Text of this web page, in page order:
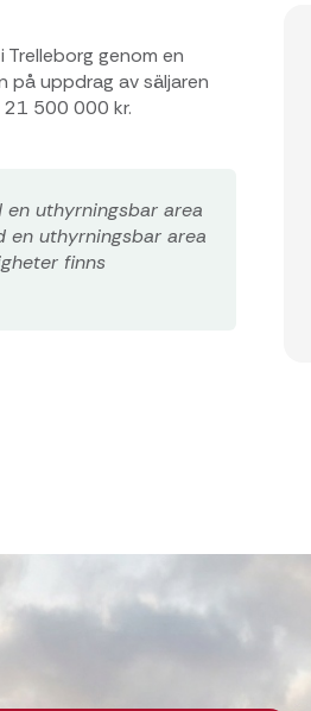
genom en
på uppdrag av säljaren
21 500 000 kr.
uthyrningsbar area
en uthyrningsbar area
finns